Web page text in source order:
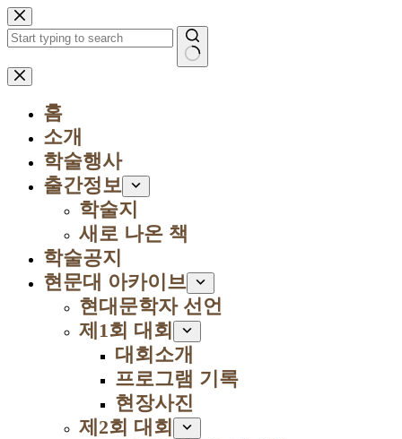
본
문
으
로
건
결
홈
소개
학술행사
출간정보
학술지
새로 나온 책
학술공지
현문대 아카이브
현대문학자 선언
제1회 대회
대회소개
프로그램 기록
현장사진
제2회 대회